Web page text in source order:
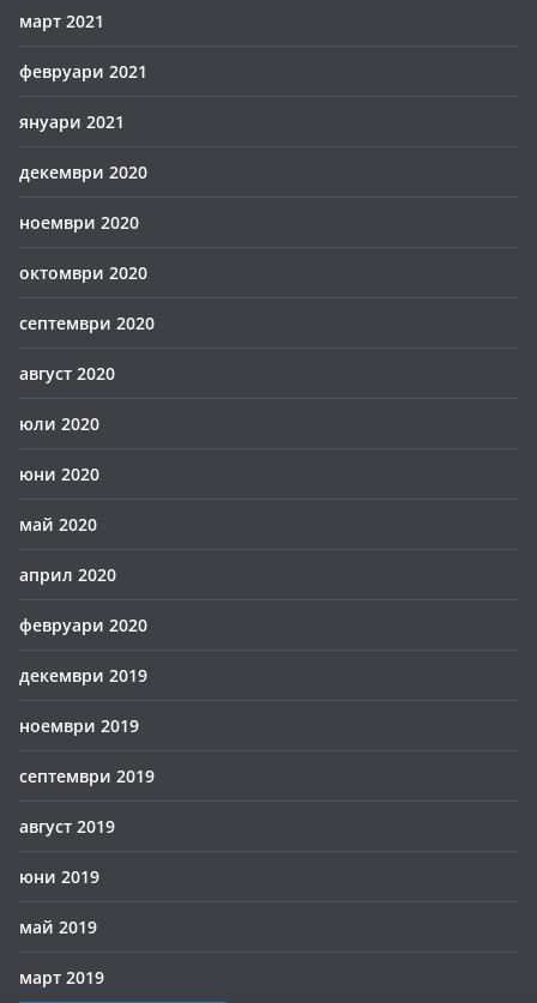
март 2021
февруари 2021
януари 2021
декември 2020
ноември 2020
октомври 2020
септември 2020
август 2020
юли 2020
юни 2020
май 2020
април 2020
февруари 2020
декември 2019
ноември 2019
септември 2019
август 2019
юни 2019
май 2019
март 2019